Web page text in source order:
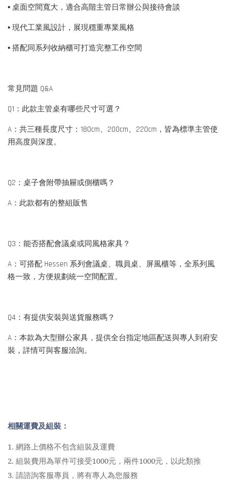
▪ 桌面空間寬大，適合高階主管日常辦公與接待會談
▪ 現代工業風設計，展現穩重專業風格
▪ 搭配同系列收納櫃可打造完整工作空間
常見問題 Q&A
Q1：此款主管桌有哪些尺寸可選？
A：共三種長度尺寸：180cm、200cm、220cm，皆為標準主管使
用高度與深度。
Q2：桌子會附帶抽屜或側櫃嗎？
A：此款都有的整組販售
Q3：能否搭配會議桌或同風格家具？
A：可搭配 Hessen 系列會議桌、職員桌、屏風櫃等，全系列風
格一致，方便規劃統一空間配置。
Q4：有提供安裝與送貨服務嗎？
A：本款為大型辦公家具，提供全台指定地區配送與專人到府安
裝，詳情可與客服洽詢。
相關運費及組裝：
1. 網路上價格不包含組裝及運費
2. 組裝費用為單件可接受1000元，兩件1000元，以此類推
3. 請諮詢客服專員，將有專人為您服務